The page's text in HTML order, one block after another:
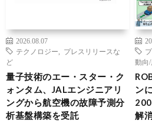
2026.08.07
テクノロジー
プレスリリースな
ど
量子技術のエー・スター・ク
ォンタム、JALエンジニアリ
ングから航空機の故障予測分
析基盤構築を受託
動向/
ン
解